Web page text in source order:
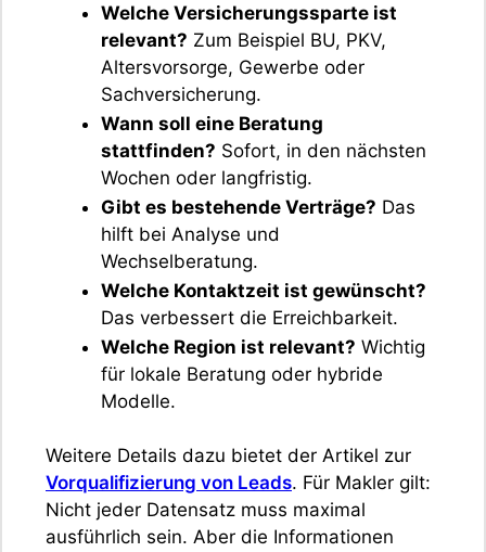
Welche Versicherungssparte ist
relevant? Zum Beispiel BU, PKV,
Altersvorsorge, Gewerbe oder
Sachversicherung.
Wann soll eine Beratung
stattfinden? Sofort, in den nächsten
Wochen oder langfristig.
Gibt es bestehende Verträge? Das
hilft bei Analyse und
Wechselberatung.
Welche Kontaktzeit ist gewünscht?
Das verbessert die Erreichbarkeit.
Welche Region ist relevant? Wichtig
für lokale Beratung oder hybride
Modelle.
Weitere Details dazu bietet der Artikel zur
Vorqualifizierung von Leads. Für Makler gilt:
Nicht jeder Datensatz muss maximal
ausführlich sein. Aber die Informationen